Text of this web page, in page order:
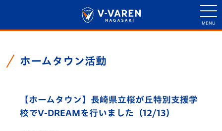
ホームタウン活動
【ホームタウン】長崎県立桜が丘特別支援学
校でV-DREAMを行いました（12/13）